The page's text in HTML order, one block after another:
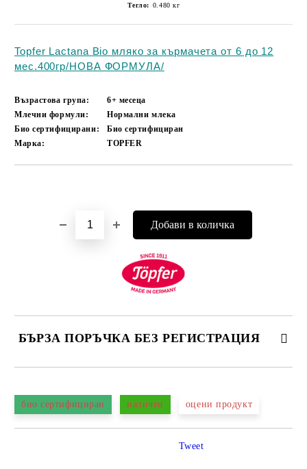
Тегло: 0.480 кг
Topfer Lactana Bio мляко за кърмачета от 6 до 12
мес.400гр/НОВА ФОРМУЛА/
Възрастова група:
6+ месеца
Млечни формули:
Нормални млека
Био сертифицирани:
Био сертифициран
Марка:
TOPFER
БЪРЗА ПОРЪЧКА БЕЗ РЕГИСТРАЦИЯ
био сертифициран наличен оцени продукт
Tweet